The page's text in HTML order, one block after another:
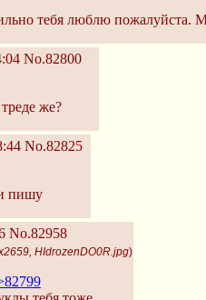
тебя люблю пожалуйста.
No.82800
же?
No.82825
пишу
No.82958
HIdrozenDO0R.jpg)